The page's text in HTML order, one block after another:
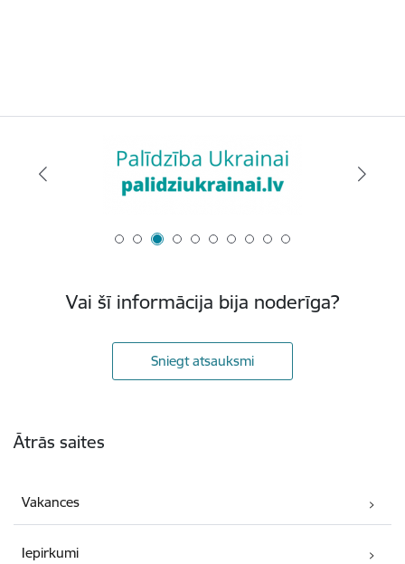
Vai šī informācija bija noderīga?
Sniegt atsauksmi
Ātrās saites
Vakances
Iepirkumi